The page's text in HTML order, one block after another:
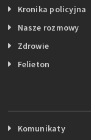
Kronika policyjna
Nasze rozmowy
Zdrowie
Felieton
Komunikaty